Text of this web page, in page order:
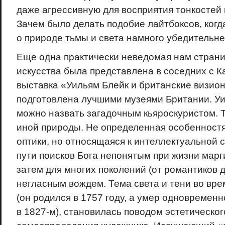
даже агрессивную для восприятия
Зачем было делать подобие лайтбоксов,
о природе тьмы и света намного
Еще одна практически неведомая нам
искусства была представлена в соседних с
выставка «Уильям Блейк и британские
подготовлена лучшими музеями Британии.
можно назвать загадочным кьяроскуристом.
иной природы. Не определенная
оптики, но относящаяся к интеллектуальной
пути поисков Бога непонятым при жизни
затем для многих поколений (от романтиков
негласным вождем. Тема света и тени во
(он родился в 1757 году, а умер
в 1827-м), становилась поводом